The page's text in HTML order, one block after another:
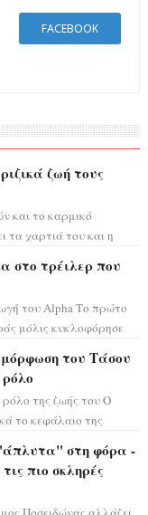
FACEBOOK
ζωή τους
και το καρμικό
τα χαρτιά του και η
στο τρέιλερ που
του Alpha Το πρώτο
μόλις κυκλοφόρησε
του Τάσου
της ζωής του Ο
το κεφάλαιο της
στη φόρα -
πιο σκληρές